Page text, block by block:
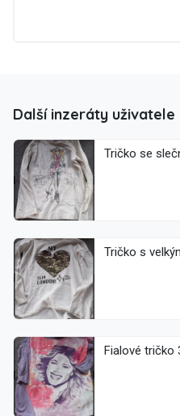
Další inzeráty uživatele
Tričko se
Tričko s
Fialové tričko